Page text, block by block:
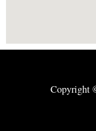
Copyright